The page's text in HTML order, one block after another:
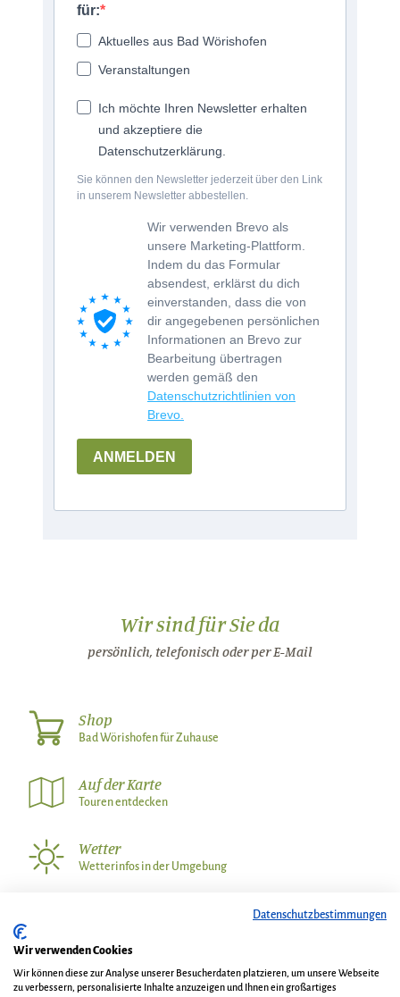
für:
Aktuelles aus Bad Wörishofen
Veranstaltungen
Ich möchte Ihren Newsletter erhalten
und akzeptiere die
Datenschutzerklärung.
Sie können den Newsletter jederzeit über den Link
in unserem Newsletter abbestellen.
Wir verwenden Brevo als
unsere Marketing-Plattform.
Indem du das Formular
absendest, erklärst du dich
einverstanden, dass die von
dir angegebenen persönlichen
Informationen an Brevo zur
Bearbeitung übertragen
werden gemäß den
Datenschutzrichtlinien von
Brevo.
ANMELDEN
Wir sind für Sie da
persönlich, telefonisch oder per E-Mail
Shop
Bad Wörishofen für Zuhause
Auf der Karte
Touren entdecken
Wetter
Wetterinfos in der Umgebung
Datenschutz Veranstalterinformationen Shop
Datenschutzbestimmungen
Wir verwenden Cookies
Wir können diese zur Analyse unserer Besucherdaten platzieren, um unsere Webseite
zu verbessern, personalisierte Inhalte anzuzeigen und Ihnen ein großartiges